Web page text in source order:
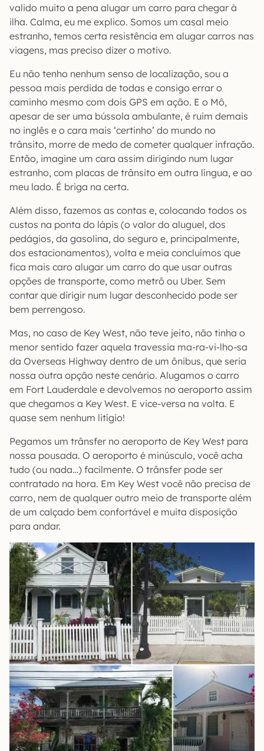
valido muito a pena alugar um carro para chegar à
ilha. Calma, eu me explico. Somos um casal meio
estranho, temos certa resistência em alugar carros nas
viagens, mas preciso dizer o motivo.
Eu não tenho nenhum senso de localização, sou a
pessoa mais perdida de todas e consigo errar o
caminho mesmo com dois GPS em ação. E o Mô,
apesar de ser uma bússola ambulante, é ruim demais
no inglês e o cara mais ‘certinho’ do mundo no
trânsito, morre de medo de cometer qualquer infração.
Então, imagine um cara assim dirigindo num lugar
estranho, com placas de trânsito em outra língua, e ao
meu lado. É briga na certa.
Além disso, fazemos as contas e, colocando todos os
custos na ponta do lápis (o valor do aluguel, dos
pedágios, da gasolina, do seguro e, principalmente,
dos estacionamentos), volta e meia concluímos que
fica mais caro alugar um carro do que usar outras
opções de transporte, como metrô ou Uber. Sem
contar que dirigir num lugar desconhecido pode ser
bem perrengoso.
Mas, no caso de Key West, não teve jeito, não tinha o
menor sentido fazer aquela travessia ma-ra-vi-lho-sa
da Overseas Highway dentro de um ônibus, que seria
nossa outra opção neste cenário. Alugamos o carro
em Fort Lauderdale e devolvemos no aeroporto assim
que chegamos a Key West. E vice-versa na volta. E
quase sem nenhum litígio!
Pegamos um trânsfer no aeroporto de Key West para
nossa pousada. O aeroporto é minúsculo, você acha
tudo (ou nada…) facilmente. O trânsfer pode ser
contratado na hora. Em Key West você não precisa de
carro, nem de qualquer outro meio de transporte além
de um calçado bem confortável e muita disposição
para andar.